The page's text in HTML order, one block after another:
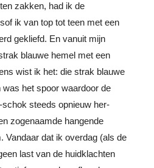
zakken, had ik de
ik van top tot teen met een
gekliefd. En vanuit mijn
blauwe hemel met een
wist ik het: die strak blauwe
het spoor waardoor de
steeds opnieuw her-
zogenaamde hangende
Vandaar dat ik overdag (als de
last van de huidklachten